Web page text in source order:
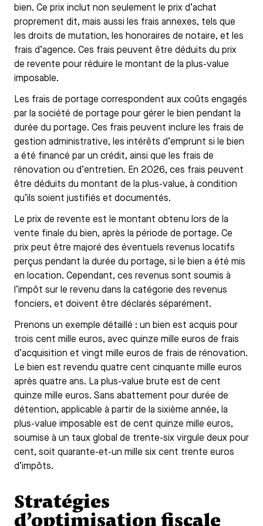
bien. Ce prix inclut non seulement le prix d’achat
proprement dit, mais aussi les frais annexes, tels que
les droits de mutation, les honoraires de notaire, et les
frais d’agence. Ces frais peuvent être déduits du prix
de revente pour réduire le montant de la plus-value
imposable.
Les frais de portage correspondent aux coûts engagés
par la société de portage pour gérer le bien pendant la
durée du portage. Ces frais peuvent inclure les frais de
gestion administrative, les intérêts d’emprunt si le bien
a été financé par un crédit, ainsi que les frais de
rénovation ou d’entretien. En 2026, ces frais peuvent
être déduits du montant de la plus-value, à condition
qu’ils soient justifiés et documentés.
Le prix de revente est le montant obtenu lors de la
vente finale du bien, après la période de portage. Ce
prix peut être majoré des éventuels revenus locatifs
perçus pendant la durée du portage, si le bien a été mis
en location. Cependant, ces revenus sont soumis à
l’impôt sur le revenu dans la catégorie des revenus
fonciers, et doivent être déclarés séparément.
Prenons un exemple détaillé : un bien est acquis pour
trois cent mille euros, avec quinze mille euros de frais
d’acquisition et vingt mille euros de frais de rénovation.
Le bien est revendu quatre cent cinquante mille euros
après quatre ans. La plus-value brute est de cent
quinze mille euros. Sans abattement pour durée de
détention, applicable à partir de la sixième année, la
plus-value imposable est de cent quinze mille euros,
soumise à un taux global de trente-six virgule deux pour
cent, soit quarante-et-un mille six cent trente euros
d’impôts.
Stratégies
d’optimisation fiscale